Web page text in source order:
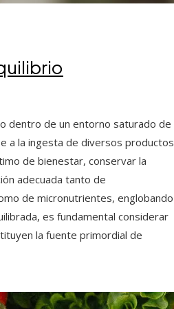
dentro de un entorno saturado de
a la ingesta de diversos productos
de bienestar, conservar la
adecuada tanto de
de micronutrientes, englobando
es fundamental considerar
la fuente primordial de